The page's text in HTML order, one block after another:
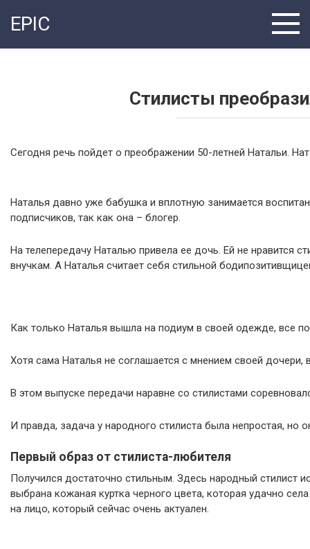
EPIC
Стилисты
Сегодня речь пойдет о преображении 50-летней Натальи.
Наталья давно уже бабушка и вплотную занимается
подписчиков, так как она – блогер.
На телепередачу Наталью привела ее дочь. Ей не нравится
внучкам. А Наталья считает себя стильной
Как только Наталья вышла на подиум в своей одежде, все
Хотя сама Наталья не соглашается с мнением своей дочери,
В этом выпуске передачи наравне со стилистами
И правда, задача у народного стилиста была непростая, но
Первый образ от стилиста-любителя
Получился достаточно стильным. Здесь народный стилист
выбрана кожаная куртка черного цвета, которая удачно
на лицо, который сейчас очень актуален.